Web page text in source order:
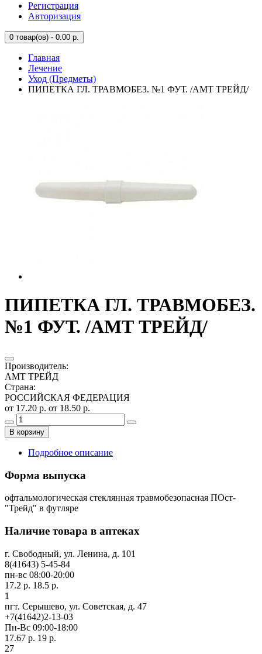
Регистрация
Авторизация
0 товар(ов) - 0.00 р.
Главная
Лечение
Уход (Предметы)
ПИПЕТКА ГЛ. ТРАВМОБЕЗ. №1 ФУТ. /АМТ ТРЕЙД/
ПИПЕТКА ГЛ. ТРАВМОБЕЗ.
№1 ФУТ. /АМТ ТРЕЙД/
Производитель:
АМТ ТРЕЙД
Страна:
РОССИЙСКАЯ ФЕДЕРАЦИЯ
от 17.20 р. от 18.50 р.
В корзину
Подробное описание
Форма выпуска
офтальмологическая стеклянная травмобезопасная ПОст-
"Трейд" в футляре
Наличие товара в аптеках
г. Свободный, ул. Ленина, д. 101
8(41643) 5-45-84
пн-вс 08:00-20:00
17.2 р. 18.5 р.
1
пгт. Серышево, ул. Советская, д. 47
+7(41642)2-13-03
Пн-Вс 09:00-18:00
17.67 р. 19 р.
27